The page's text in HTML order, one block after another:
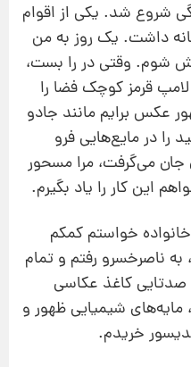
شروع شد. یکی از اقوام
داشت. یک روز به من
شوم. وقتی در را بست،
قرمز کوچک فضا را
عکس برایم مانند جادو
را در مایع‌هایی فرو
می‌گرفت، مرا مسحور
این کار را یاد بگیرم.
خواستم کمکم
به ناصرخسرو رفتم و تمام
صدتایی کاغذ عکاسی
مایه‌های شیمیایی ظهور و
خریدم.